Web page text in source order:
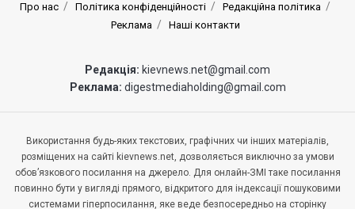
Про нас Політика конфіденційності
Редакційна політика
Реклама
Наші контакти
Редакція: kievnews.net@gmail.com
Реклама: digestmediaholding@gmail.com
Використання будь-яких текстових, графічних чи інших матеріалів,
розміщених на сайті kievnews.net, дозволяється виключно за умови
обов’язкового посилання на джерело. Для онлайн-ЗМІ таке посилання
повинно бути у вигляді прямого, відкритого для індексації пошуковими
системами гіперпосилання, яке веде безпосередньо на сторінку